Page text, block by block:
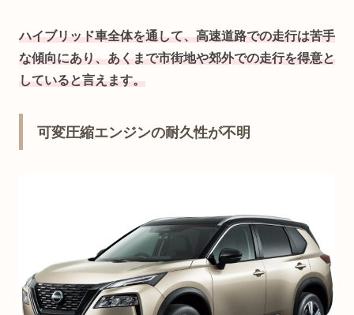
ハイブリッド車全体を通して、高速道路での走行は苦手
な傾向にあり、あくまで市街地や郊外での走行を得意と
していると言えます。
可変圧縮エンジンの耐久性が不明